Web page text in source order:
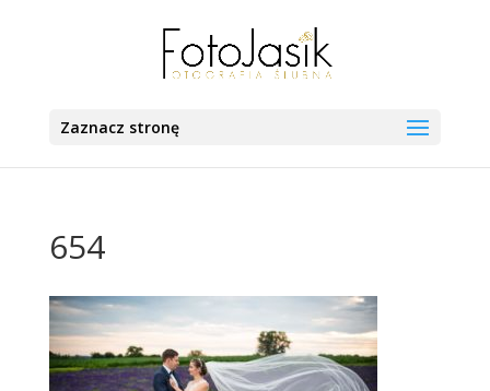
Zaznacz stronę
654